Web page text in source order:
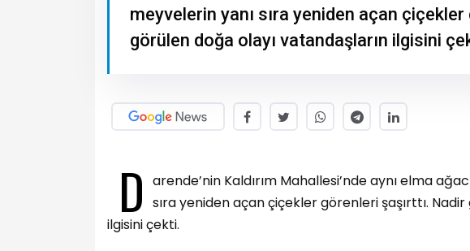
meyvelerin yanı sıra yeniden açan
görülen doğa olayı vatandaşların ilgisini
D arende’nin Kaldırım Mahallesi’nde aynı elma
sıra yeniden açan çiçekler görenleri şaşırttı.
ilgisini çekti.